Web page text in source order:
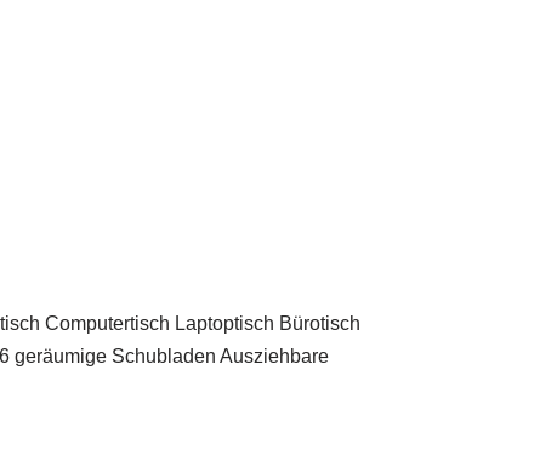
Computertisch Laptoptisch Bürotisch
geräumige Schubladen Ausziehbare